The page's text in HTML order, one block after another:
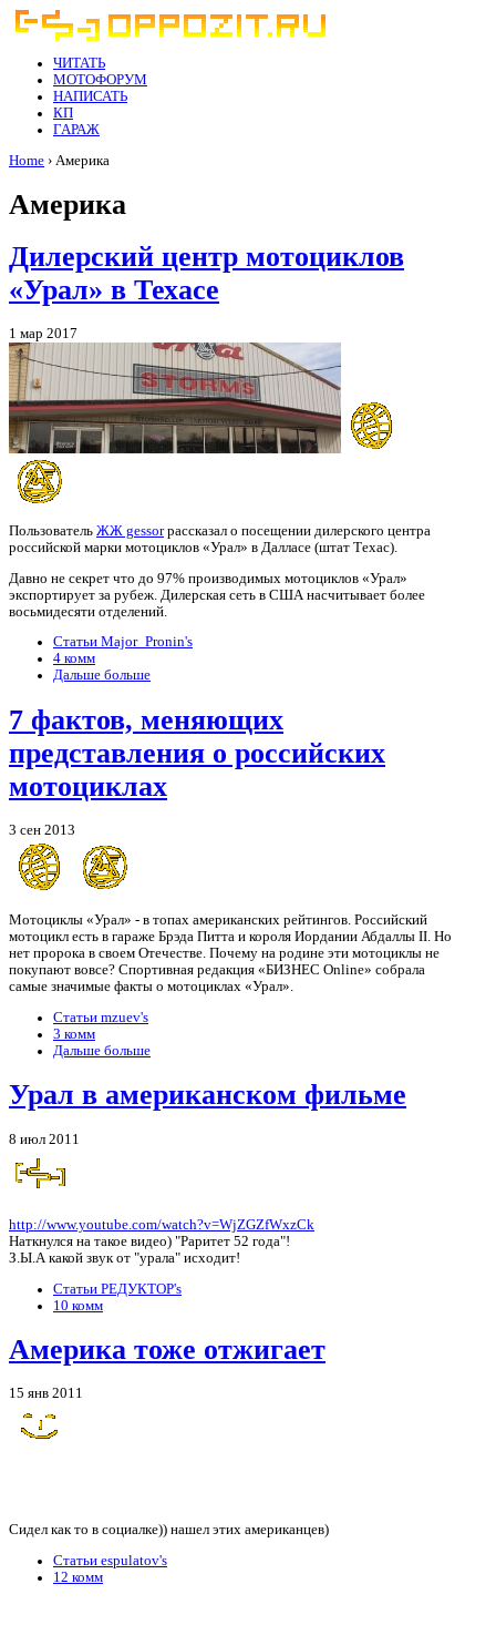
ЧИТАТЬ
МОТОФОРУМ
НАПИСАТЬ
КП
ГАРАЖ
Home › Америка
Америка
Дилерский центр мотоциклов
«Урал» в Техасе
1 мар 2017
Пользователь ЖЖ gessorрассказал о посещении дилерского центра
российской марки мотоциклов «Урал» в Далласе (штат Техас).
Давно не секрет что до 97% производимых мотоциклов «Урал»
экспортирует за рубеж. Дилерская сеть в США насчитывает более
восьмидесяти отделений.
Статьи Major_Pronin's
4 комм
Дальше больше
7 фактов, меняющих
представления о российских
мотоциклах
3 сен 2013
Мотоциклы «Урал» - в топах американских рейтингов. Российский
мотоцикл есть в гараже Брэда Питта и короля Иордании Абдаллы II. Но
нет пророка в своем Отечестве. Почему на родине эти мотоциклы не
покупают вовсе? Спортивная редакция «БИЗНЕС Online» собрала
самые значимые факты о мотоциклах «Урал».
Статьи mzuev's
3 комм
Дальше больше
Урал в американском фильме
8 июл 2011
http://www.youtube.com/watch?v=WjZGZfWxzCk
Наткнулся на такое видео) "Раритет 52 года"!
З.Ы.А какой звук от "урала" исходит!
Статьи РЕДУКТОР's
10 комм
Америка тоже отжигает
15 янв 2011
Сидел как то в социалке)) нашел этих американцев)
Статьи espulatov's
12 комм